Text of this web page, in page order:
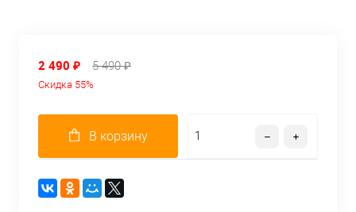
2 490 ₽ 5 490 ₽
Скидка 55%
В корзину